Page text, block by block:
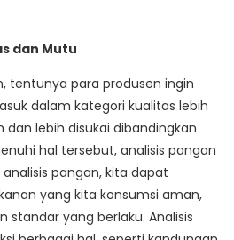
dan Mutu
tentunya para produsen ingin
dalam kategori kualitas lebih
lebih disukai dibandingkan
hal tersebut, analisis pangan
pangan, kita dapat
yang kita konsumsi aman,
standar yang berlaku. Analisis